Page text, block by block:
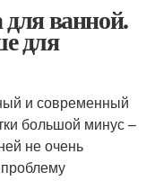
ванной.
для
и современный
большой минус –
не очень